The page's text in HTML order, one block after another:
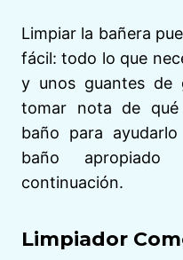
Limpiar la bañera
fácil: todo lo que
y unos guantes de
tomar nota de
baño para
baño
continuación.
Limpiador